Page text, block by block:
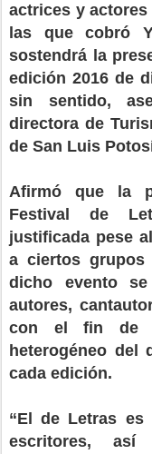
actrices y
las que cobró
sostendrá la
edición 2016 de
sin sentido,
directora de
de San Luis
Afirmó que la
Festival de
justificada pese
a ciertos grupos
dicho evento
autores,
con el fin de
heterogéneo del
cada edición.
“El de Letras
escritores,